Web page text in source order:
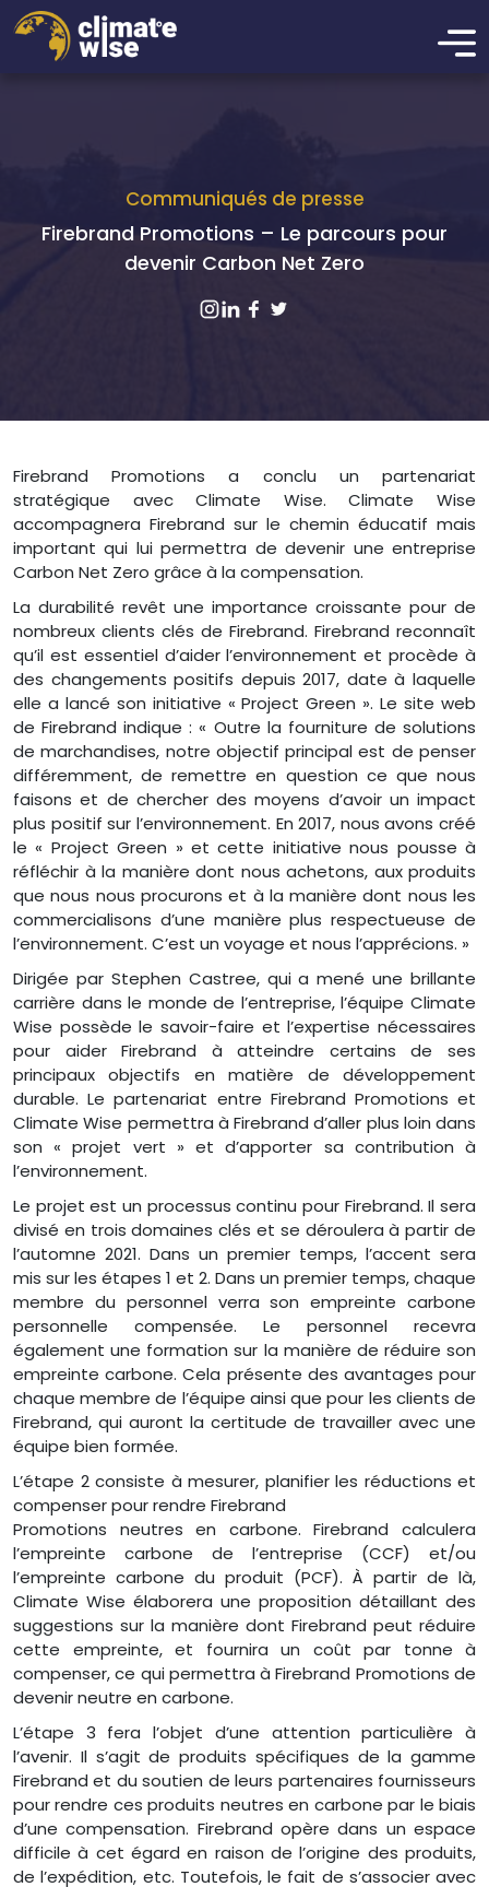
Communiqués de presse
Firebrand Promotions – Le parcours pour
devenir Carbon Net Zero
Firebrand Promotions a conclu un partenariat
stratégique avec Climate Wise. Climate Wise
accompagnera Firebrand sur le chemin éducatif mais
important qui lui permettra de devenir une entreprise
Carbon Net Zero grâce à la compensation.
La durabilité revêt une importance croissante pour de
nombreux clients clés de Firebrand. Firebrand reconnaît
qu’il est essentiel d’aider l’environnement et procède à
des changements positifs depuis 2017, date à laquelle
elle a lancé son initiative « Project Green ». Le site web
de Firebrand indique : « Outre la fourniture de solutions
de marchandises, notre objectif principal est de penser
différemment, de remettre en question ce que nous
faisons et de chercher des moyens d’avoir un impact
plus positif sur l’environnement. En 2017, nous avons créé
le « Project Green » et cette initiative nous pousse à
réfléchir à la manière dont nous achetons, aux produits
que nous nous procurons et à la manière dont nous les
commercialisons d’une manière plus respectueuse de
l’environnement. C’est un voyage et nous l’apprécions. »
Dirigée par Stephen Castree, qui a mené une brillante
carrière dans le monde de l’entreprise, l’équipe Climate
Wise possède le savoir-faire et l’expertise nécessaires
pour aider Firebrand à atteindre certains de ses
principaux objectifs en matière de développement
durable. Le partenariat entre Firebrand Promotions et
Climate Wise permettra à Firebrand d’aller plus loin dans
son « projet vert » et d’apporter sa contribution à
l’environnement.
Le projet est un processus continu pour Firebrand. Il sera
divisé en trois domaines clés et se déroulera à partir de
l’automne 2021. Dans un premier temps, l’accent sera
mis sur les étapes 1 et 2. Dans un premier temps, chaque
membre du personnel verra son empreinte carbone
personnelle compensée. Le personnel recevra
également une formation sur la manière de réduire son
empreinte carbone. Cela présente des avantages pour
chaque membre de l’équipe ainsi que pour les clients de
Firebrand, qui auront la certitude de travailler avec une
équipe bien formée.
L’étape 2 consiste à mesurer, planifier les réductions et
compenser pour rendre Firebrand
Promotions neutres en carbone. Firebrand calculera
l’empreinte carbone de l’entreprise (CCF) et/ou
l’empreinte carbone du produit (PCF). À partir de là,
Climate Wise élaborera une proposition détaillant des
suggestions sur la manière dont Firebrand peut réduire
cette empreinte, et fournira un coût par tonne à
compenser, ce qui permettra à Firebrand Promotions de
devenir neutre en carbone.
L’étape 3 fera l’objet d’une attention particulière à
l’avenir. Il s’agit de produits spécifiques de la gamme
Firebrand et du soutien de leurs partenaires fournisseurs
pour rendre ces produits neutres en carbone par le biais
d’une compensation. Firebrand opère dans un espace
difficile à cet égard en raison de l’origine des produits,
de l’expédition, etc. Toutefois, le fait de s’associer avec